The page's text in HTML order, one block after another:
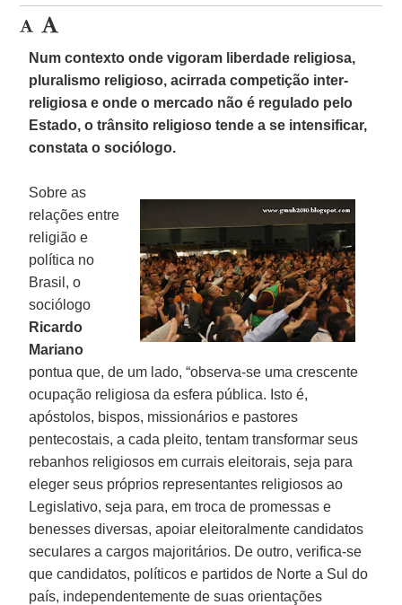
Num contexto onde vigoram liberdade religiosa,
pluralismo religioso, acirrada competição inter-
religiosa e onde o mercado não é regulado pelo
Estado, o trânsito religioso tende a se intensificar,
constata o sociólogo.
Sobre as
relações entre
religião e
política no
Brasil, o
sociólogo
Ricardo
Mariano
pontua que, de um lado, “observa-se uma crescente
ocupação religiosa da esfera pública. Isto é,
apóstolos, bispos, missionários e pastores
pentecostais, a cada pleito, tentam transformar seus
rebanhos religiosos em currais eleitorais, seja para
eleger seus próprios representantes religiosos ao
Legislativo, seja para, em troca de promessas e
benesses diversas, apoiar eleitoralmente candidatos
seculares a cargos majoritários. De outro, verifica-se
que candidatos, políticos e partidos de Norte a Sul do
país, independentemente de suas orientações